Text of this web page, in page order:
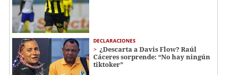
DECLARACIONES
¿Descarta a Davis Flow? Raúl
Cáceres sorprende: “No hay ningún
tiktoker”